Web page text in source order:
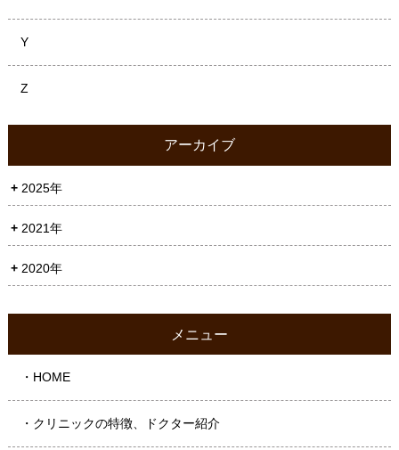
Y
Z
アーカイブ
2025年
2021年
2020年
メニュー
・HOME
・クリニックの特徴、ドクター紹介